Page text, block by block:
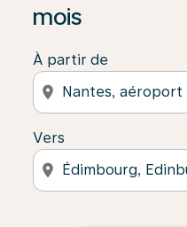
mois
À partir de
location_on
Vers
location_on